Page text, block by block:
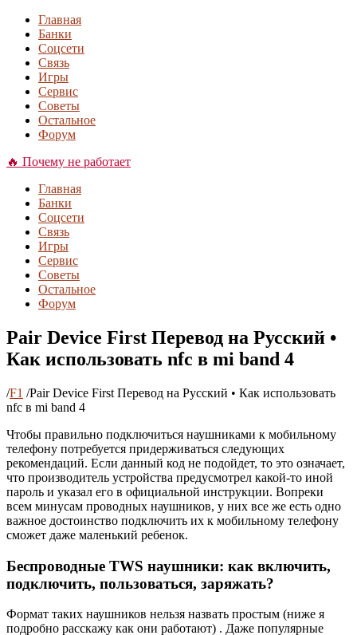
Главная
Банки
Соцсети
Связь
Игры
Сервис
Советы
Остальное
Форум
🔥 Почему не работает
Главная
Банки
Соцсети
Связь
Игры
Сервис
Советы
Остальное
Форум
Pair Device First Перевод на Русский •
Как использовать nfc в mi band 4
/F1 /Pair Device First Перевод на Русский • Как использовать
nfc в mi band 4
Чтобы правильно подключиться наушниками к мобильному
телефону потребуется придерживаться следующих
рекомендаций. Если данный код не подойдет, то это означает,
что производитель устройства предусмотрел какой-то иной
пароль и указал его в официальной инструкции. Вопреки
всем минусам проводных наушников, у них все же есть одно
важное достоинство подключить их к мобильному телефону
сможет даже маленький ребенок.
Беспроводные TWS наушники: как включить,
подключить, пользоваться, заряжать?
Формат таких наушников нельзя назвать простым (ниже я
подробно расскажу как они работают) . Даже популярные